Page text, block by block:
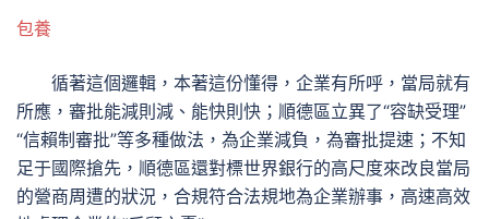
包養
循著這個邏輯，本著這份懂得，企業有所呼，當局就有
所應，審批能減則減、能快則快；順德區立異了“容缺受理”
“信賴制審批”等多種做法，為企業減負，為審批提速；不知
足于國際搶先，順德區還對標世界銀行的高尺度來改良當局
的營商周遭的狀況，合規符合法規地為企業辦事，高速高效